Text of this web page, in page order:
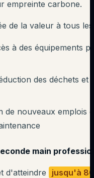
empreinte carbone.
de la valeur à tous
à des équipements
des déchets et
de nouveaux emplois
main
d'atteindre
jusqu'à